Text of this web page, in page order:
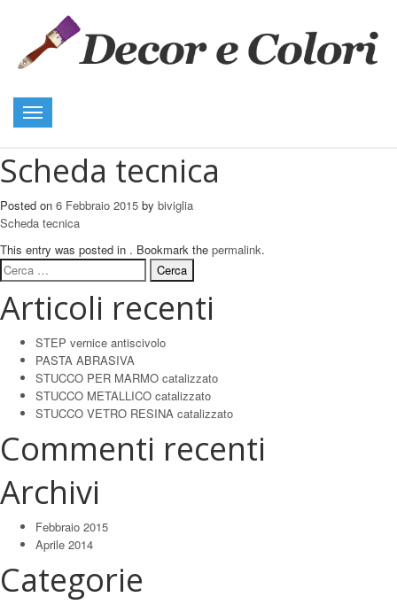
Toggle
navigation
Scheda tecnica
Posted on 6 Febbraio 2015 by biviglia
Scheda tecnica
This entry was posted in . Bookmark the permalink.
Ricerca
per:
Articoli recenti
STEP vernice antiscivolo
PASTA ABRASIVA
STUCCO PER MARMO catalizzato
STUCCO METALLICO catalizzato
STUCCO VETRO RESINA catalizzato
Commenti recenti
Archivi
Febbraio 2015
Aprile 2014
Categorie